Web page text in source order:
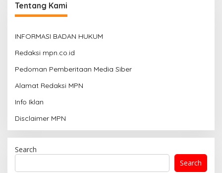
Tentang Kami
INFORMASI BADAN HUKUM
Redaksi mpn.co.id
Pedoman Pemberitaan Media Siber
Alamat Redaksi MPN
Info Iklan
Disclaimer MPN
Search
Search